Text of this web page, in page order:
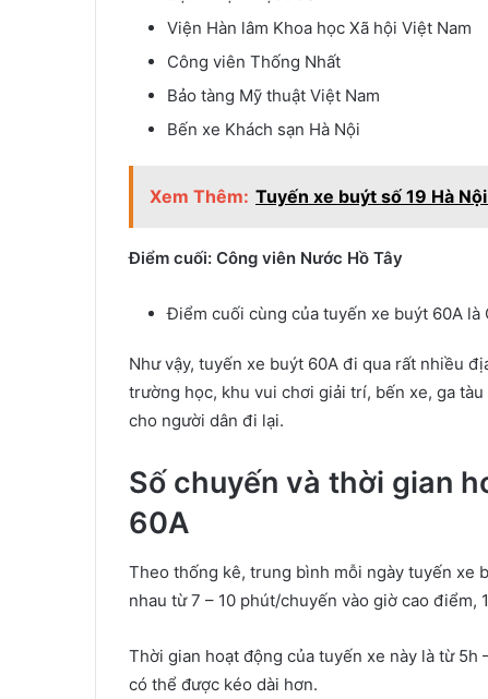
Viện Hàn lâm Khoa học Xã hội Việt Nam
Công viên Thống Nhất
Bảo tàng Mỹ thuật Việt Nam
Bến xe Khách sạn Hà Nội
Xem Thêm: Tuyến xe buýt số 19 Hà
Điểm cuối: Công viên Nước Hồ Tây
Điểm cuối cùng của tuyến xe buýt 60A là
Như vậy, tuyến xe buýt 60A đi qua rất nhiều
trường học, khu vui chơi giải trí, bến xe, ga
cho người dân đi lại.
Số chuyến và thời gian
60A
Theo thống kê, trung bình mỗi ngày tuyến xe
nhau từ 7 – 10 phút/chuyến vào giờ cao
Thời gian hoạt động của tuyến xe này là từ 5h
có thể được kéo dài hơn.